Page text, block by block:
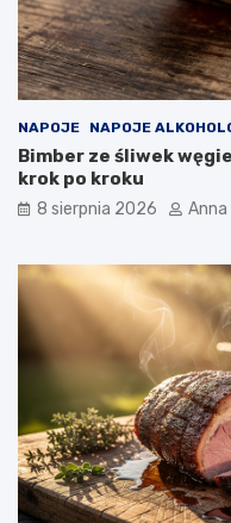
o
n
o
w
c
z
e
s
k
u
?
NAPOJE NAPOJE
Bimber ze śliwek
krok po kroku
8 sierpnia 2026 Anna